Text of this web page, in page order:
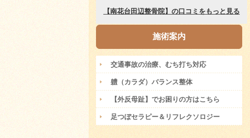
施術案内
交通事故の治療、むち打ち対応
軆（カラダ）バランス整体
【外反母趾】でお困りの方はこちら
足つぼセラピー＆リフレクソロジー